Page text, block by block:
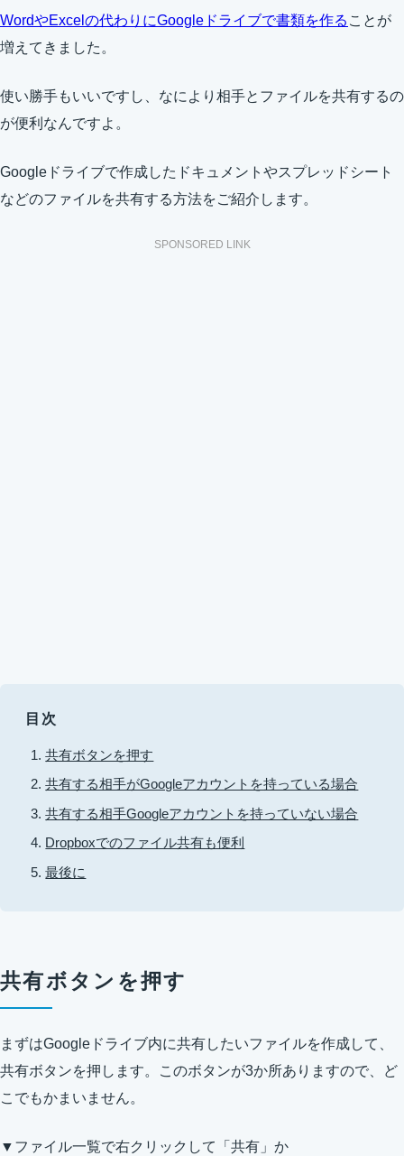
WordやExcelの代わりにGoogleドライブで書類を作る ことが
増えてきました。
使い勝手もいいですし、なにより相手とファイルを共有するの
が便利なんですよ。
Googleドライブで作成したドキュメントやスプレッドシート
などのファイルを共有する方法をご紹介します。
SPONSORED LINK
目次
共有ボタンを押す
共有する相手がGoogleアカウントを持っている場合
共有する相手Googleアカウントを持っていない場合
Dropboxでのファイル共有も便利
最後に
共有ボタンを押す
まずはGoogleドライブ内に共有したいファイルを作成して、
共有ボタンを押します。このボタンが3か所ありますので、ど
こでもかまいません。
▼ファイル一覧で右クリックして「共有」か